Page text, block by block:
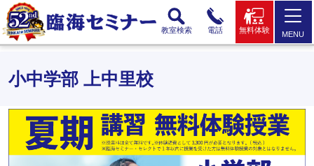
教室検索 電話 無料体験 MENU
小中学部 上中里校